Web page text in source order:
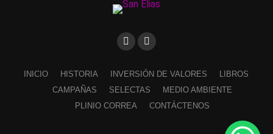
INICIO HISTORIA INVERSIÓN DE VALORES
LIBROS
CAMPAÑAS
SELECTAS
MEDIO AMBIENTE
PLINIO CORREA
CONTÁCTENOS